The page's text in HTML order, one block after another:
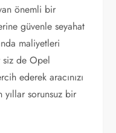
önemli bir
güvenle seyahat
maliyetleri
siz de Opel
ederek aracınızı
sorunsuz bir